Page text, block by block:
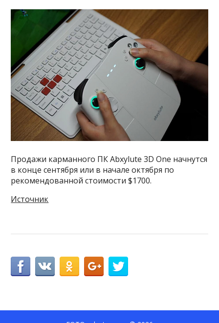
Продажи карманного ПК Abxylute 3D One начнутся
в конце сентября или в начале октября по
рекомендованной стоимости $1700.
Источник